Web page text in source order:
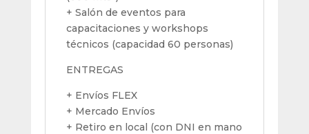
+ Salón de eventos para
capacitaciones y workshops
técnicos (capacidad 60 personas)
ENTREGAS
+ Envíos FLEX
+ Mercado Envíos
+ Retiro en local (con DNI en mano